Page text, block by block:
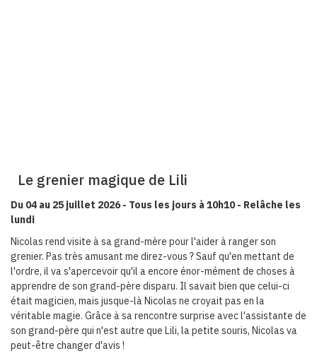
Le grenier magique de Lili
Du 04 au 25 juillet 2026 - Tous les jours à 10h10 - Relâche les
lundi
Nicolas rend visite à sa grand-mère pour l'aider à ranger son
grenier. Pas très amusant me direz-vous ? Sauf qu'en mettant de
l'ordre, il va s'apercevoir qu'il a encore énor-mément de choses à
apprendre de son grand-père disparu. Il savait bien que celui-ci
était magicien, mais jusque-là Nicolas ne croyait pas en la
véritable magie. Grâce à sa rencontre surprise avec l'assistante de
son grand-père qui n'est autre que Lili, la petite souris, Nicolas va
peut-être changer d'avis !